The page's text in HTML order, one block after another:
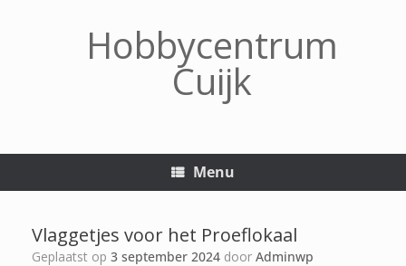
Hobbycentrum
Cuijk
Menu
Vlaggetjes voor het Proeflokaal
Geplaatst op 3 september 2024 door Adminwp